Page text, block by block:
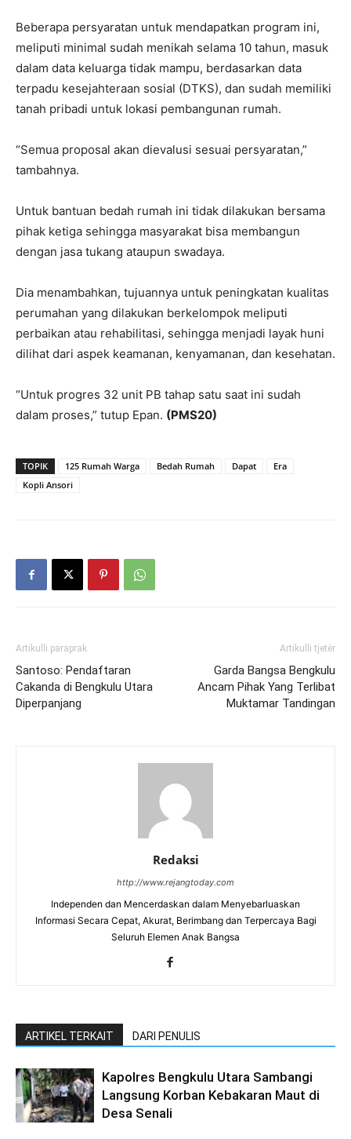
Beberapa persyaratan untuk mendapatkan program ini,
meliputi minimal sudah menikah selama 10 tahun, masuk
dalam data keluarga tidak mampu, berdasarkan data
terpadu kesejahteraan sosial (DTKS), dan sudah memiliki
tanah pribadi untuk lokasi pembangunan rumah.
“Semua proposal akan dievalusi sesuai persyaratan,”
tambahnya.
Untuk bantuan bedah rumah ini tidak dilakukan bersama
pihak ketiga sehingga masyarakat bisa membangun
dengan jasa tukang ataupun swadaya.
Dia menambahkan, tujuannya untuk peningkatan kualitas
perumahan yang dilakukan berkelompok meliputi
perbaikan atau rehabilitasi, sehingga menjadi layak huni
dilihat dari aspek keamanan, kenyamanan, dan kesehatan.
“Untuk progres 32 unit PB tahap satu saat ini sudah
dalam proses,” tutup Epan. (PMS20)
TOPIK 125 Rumah Warga Bedah Rumah Dapat
Era
Kopli Ansori
Artikulli paraprak
Santoso: Pendaftaran
Cakanda di Bengkulu Utara
Diperpanjang
Artikulli tjetër
Garda Bangsa Bengkulu
Ancam Pihak Yang Terlibat
Muktamar Tandingan
Redaksi
http://www.rejangtoday.com
Independen dan Mencerdaskan dalam Menyebarluaskan
Informasi Secara Cepat, Akurat, Berimbang dan Terpercaya Bagi
Seluruh Elemen Anak Bangsa
ARTIKEL TERKAIT DARI PENULIS
Kapolres Bengkulu Utara Sambangi
Langsung Korban Kebakaran Maut di
Desa Senali